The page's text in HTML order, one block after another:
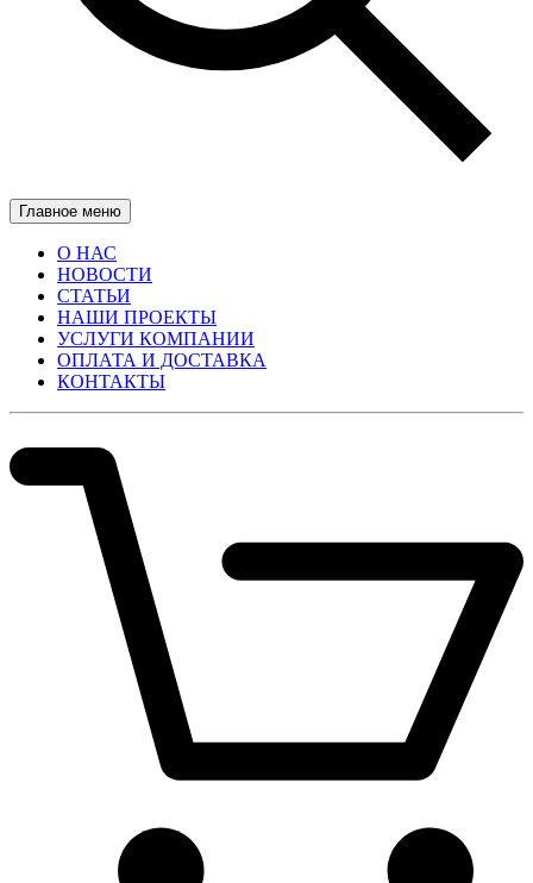
Главное меню
О НАС
НОВОСТИ
СТАТЬИ
НАШИ ПРОЕКТЫ
УСЛУГИ КОМПАНИИ
ОПЛАТА И ДОСТАВКА
КОНТАКТЫ